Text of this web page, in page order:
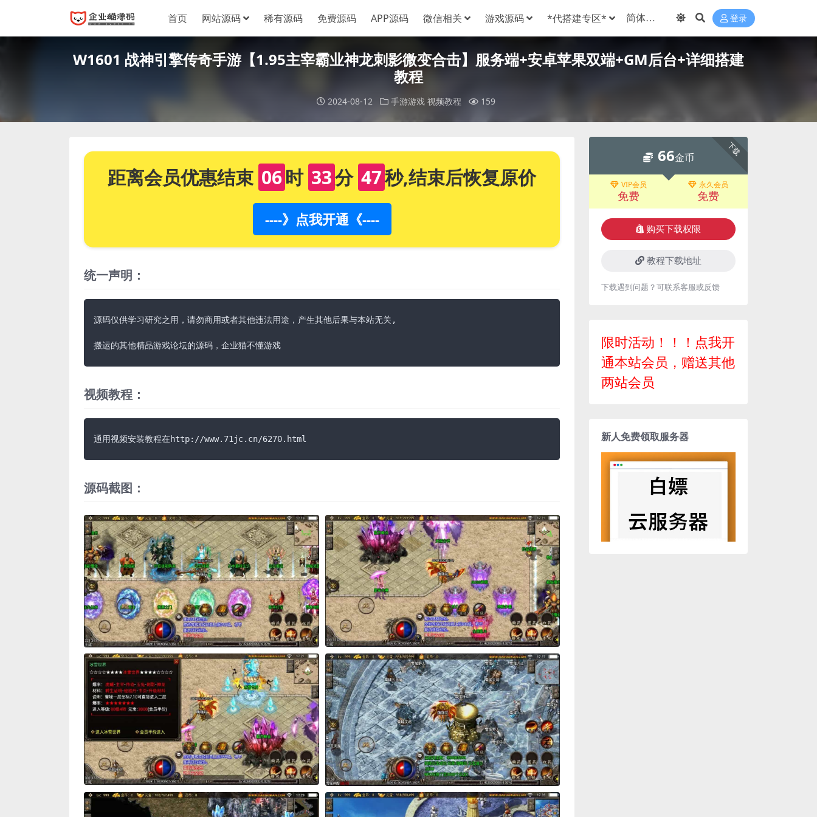
首页 网站源码 稀有源码 免费源码 APP源码 微信相关 游戏源码 *代搭建专区* 登录
W1601 战神引擎传奇手游【1.95主宰霸业神龙刺影微变合击】服务端+安卓苹果双端+GM后台+详细搭建
教程
2024-08-12 手游游戏 视频教程 159
距离会员优惠结束 06时 33分 46秒,结束后恢复原价
----》点我开通《----
统一声明：
源码仅供学习研究之用，请勿商用或者其他违法用途，产生其他后果与本站无关,
搬运的其他精品游戏论坛的源码，企业猫不懂游戏
视频教程：
通用视频安装教程在http://www.71jc.cn/6270.html
源码截图：
下载
66金币
VIP会员
免费
永久会员
免费
购买下载权限
教程下载地址
下载遇到问题？可联系客服或反馈
限时活动！！！点我开
通本站会员，赠送其他
两站会员
新人免费领取服务器